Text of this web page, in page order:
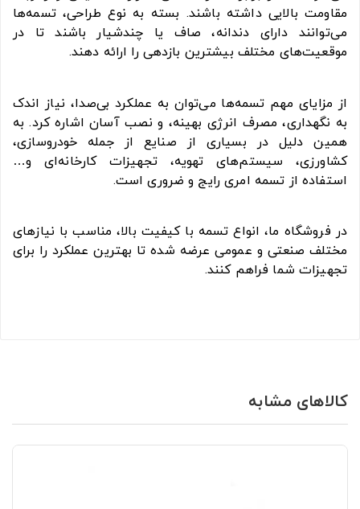
مقاومت بالایی داشته باشند. بسته به نوع طراحی، تسمه‌ها
می‌توانند دارای دندانه، صاف یا چندشیار باشند تا در
موقعیت‌های مختلف بیشترین بازدهی را ارائه دهند.
از مزایای مهم تسمه‌ها می‌توان به عملکرد بی‌صدا، نیاز اندک
به نگهداری، مصرف انرژی بهینه، و نصب آسان اشاره کرد. به
همین دلیل در بسیاری از صنایع از جمله خودروسازی،
کشاورزی، سیستم‌های تهویه، تجهیزات کارخانه‌ای و…
استفاده از تسمه امری رایج و ضروری است.
در فروشگاه ما، انواع تسمه با کیفیت بالا، مناسب با نیازهای
مختلف صنعتی و عمومی عرضه شده تا بهترین عملکرد را برای
تجهیزات شما فراهم کنند.
کالاهای مشابه